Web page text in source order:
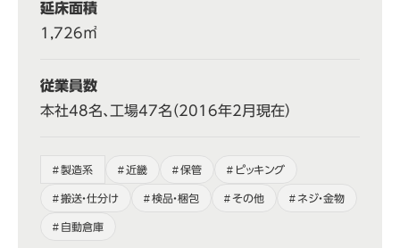
延床面積
1,726㎡
従業員数
本社48名、工場47名（2016年2月現在）
製造系 近畿 保管 ピッキング
搬送・仕分け 検品・梱包 その他 ネジ・金物
自動倉庫